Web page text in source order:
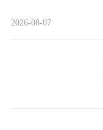
2026-08-07